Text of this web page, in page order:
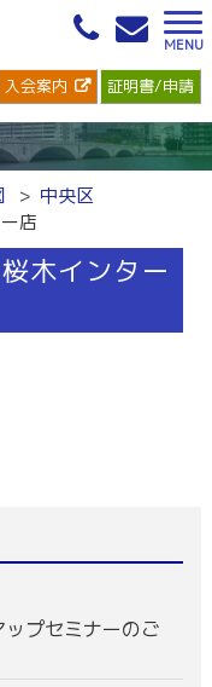
入会案内 証明書/申請
中央区
店
木インター
プセミナーのご